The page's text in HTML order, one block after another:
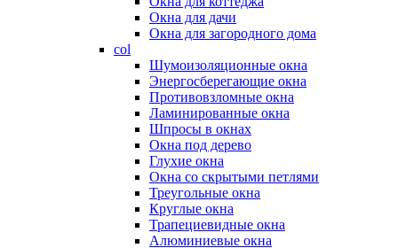
Окна для дачи
Окна для загородного дома
col
Шумоизоляционные окна
Энергосберегающие окна
Противовзломные окна
Ламинированные окна
Шпросы в окнах
Окна под дерево
Глухие окна
Окна со скрытыми петлями
Треугольные окна
Круглые окна
Трапециевидные окна
Алюминиевые окна